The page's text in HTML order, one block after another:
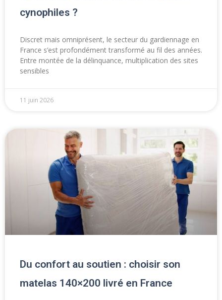
cynophiles ?
Discret mais omniprésent, le secteur du gardiennage en
France s’est profondément transformé au fil des années.
Entre montée de la délinquance, multiplication des sites
sensibles
11 juin 2026
Du confort au soutien : choisir son
matelas 140×200 livré en France